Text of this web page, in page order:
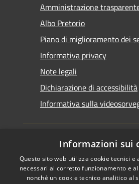
Amministrazione
Albo Pretorio
Piano di miglioramento dei
Informativa privacy
Note legali
Dichiarazione di accessibilità
Informativa sulla
RSS
Accessibilità
Informazioni sui
Questo sito web utilizza cookie tecnici
necessari al corretto funzionamento e
nonché un cookie tecnico analitico al